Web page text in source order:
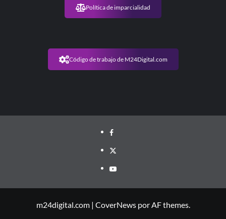
Política de imparcialidad
Código de trabajo de M24Digital.com
m24digital.com | CoverNewspor AF themes.